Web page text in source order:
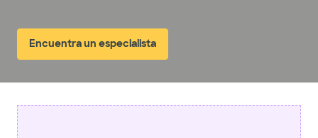
Encuentra un especialista